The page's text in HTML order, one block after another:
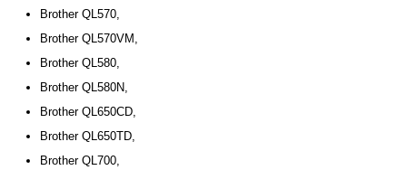
Brother QL570,
Brother QL570VM,
Brother QL580,
Brother QL580N,
Brother QL650CD,
Brother QL650TD,
Brother QL700,